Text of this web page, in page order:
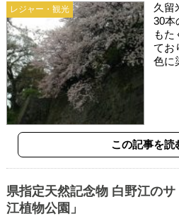
レジャー・観光
久留
30本
もた
てお
色に
この記事を読
県指定天然記念物 白野江の
江植物公園」